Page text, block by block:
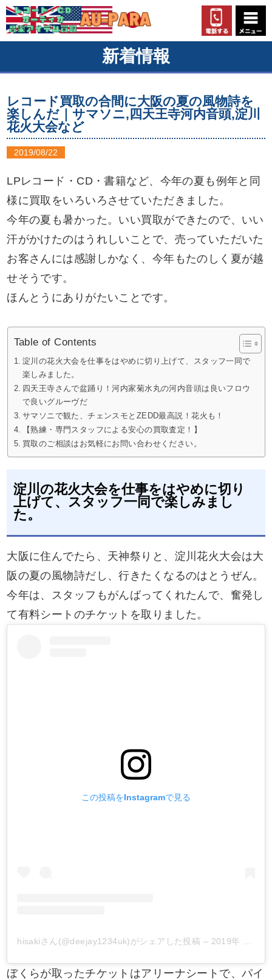
新着情報
レコード買取の合間に大阪の夏の風物詩を
楽しんだ｜サマソニ,四天王寺河内音頭,淀川
花火大会など
2019/08/22
LPレコード・CD・書籍など、今年の夏も例年と同
様に買取をいろいろさせていただきました。
今年の夏も暑かった。いい買取ができたので、いい
汗がかけたのはうれしいことで、売っていただいた
お客さんには感謝しかなく、今年もたのしく夏が越
せそうです。
ほんとうにありがたいことです。
Table of Contents
淀川の花火大会を仕事をはやめに切り上げて、スタッフ一同で
楽しみました。
四天王寺さんで盆踊り！河内家菊水丸の河内音頭は良いフロウ
で良いグルーヴだ
サマソニで観た、チェンスモとZEDD最高説！花火も！
【熟練・専門スタッフによる安心の買取査定！】
買取のご相談はお気軽にお問い合わせください。
淀川の花火大会を仕事をはやめに切り
上げて、スタッフ一同で楽しみまし
た。
大阪に住んでたら、天神祭りと、淀川花火大会は大
阪の夏の風物詩だし、行きたくなるのはとうぜん。
今年は、スタッフもがんばってくれたんで、奮発し
て有料シートのチケットを取りました。
この投稿をInstagramで見る
hisakiさん(@deejay1234uk)がシェアした投稿 – 2019年 8月月10日午後12時10分PDT
ぼくらが取ったチケットはアリーナシートで、パイ